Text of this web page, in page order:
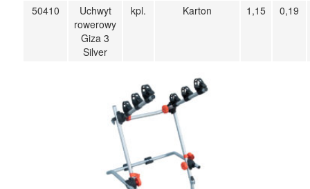
50410
Uchwyt
rowerowy
Giza 3
Silver
kpl. Karton 1,15 0,19